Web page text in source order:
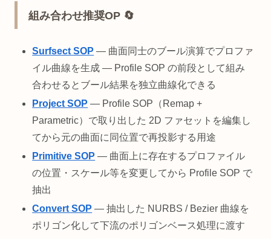
組み合わせ推奨OP 🔄
Surfsect SOP — 曲面同士のブール演算でプロファ
イル曲線を生成 — Profile SOP の前段として組み
合わせるとブール結果を独立曲線化できる
Project SOP — Profile SOP（Remap +
Parametric）で取り出した 2D ファセットを編集し
てから元の曲面に同位置で再投影する用途
Primitive SOP — 曲面上に存在するプロファイル
の位置・スケール等を変更してから Profile SOP で
抽出
Convert SOP — 抽出した NURBS / Bezier 曲線を
ポリゴン化して下流のポリゴンベース処理に渡す